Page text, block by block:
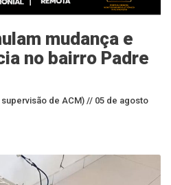
mudança e
no bairro Padre
de ACM) // 05 de agosto